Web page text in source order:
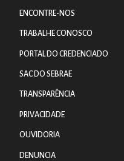
ENCONTRE-NOS
TRABALHE CONOSCO
PORTAL DO CREDENCIADO
SAC DO SEBRAE
TRANSPARÊNCIA
PRIVACIDADE
OUVIDORIA
DENUNCIA